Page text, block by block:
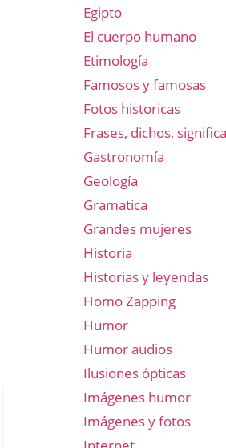
Egipto
El cuerpo humano
Etimología
Famosos y famosas
Fotos historicas
Frases, dichos,
Gastronomía
Geología
Gramatica
Grandes mujeres
Historia
Historias y leyendas
Homo Zapping
Humor
Humor audios
Ilusiones ópticas
Imágenes humor
Imágenes y fotos